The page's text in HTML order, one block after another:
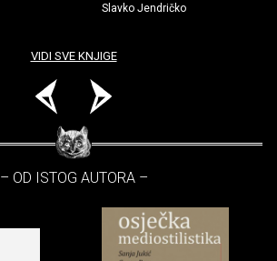
Slavko Jendričko
VIDI SVE KNJIGE
– OD ISTOG AUTORA –